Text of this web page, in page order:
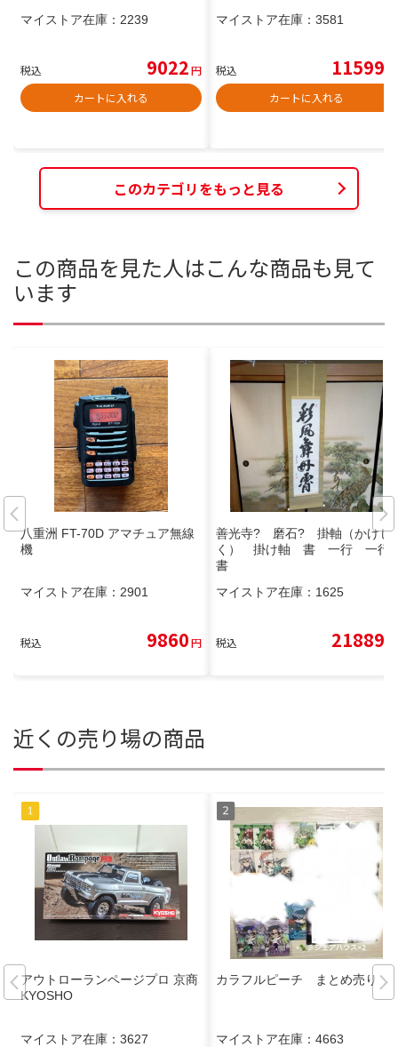
マイストア在庫： 2239
税込 9022円
カートに入れる
マイストア在庫： 3581
税込 11599
カートに入れる
このカテゴリをもっと見る
この商品を見た人はこんな商品も見て
います
八重洲 FT-70D アマチュア無線
機
マイストア在庫： 2901
税込 9860円
善光寺? 磨石? 掛軸（かけじ
く） 掛け軸 書 一行 一行
書
マイストア在庫： 1625
税込 21889
近くの売り場の商品
アウトローランページプロ 京商
KYOSHO
マイストア在庫： 3627
カラフルピーチ まとめ売り
マイストア在庫： 4663